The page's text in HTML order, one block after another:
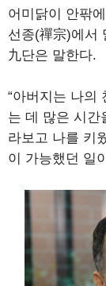
어미닭이 안팎
선종(禪宗)에서
九단은 말한다.
“아버지는 나의
는 데 많은 시간
라보고 나를 키
이 가능했던 일